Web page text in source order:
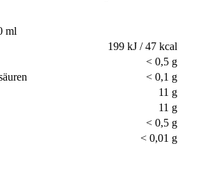
ml
199 kJ / 47 kcal
< 0,5 g
< 0,1 g
11 g
11 g
< 0,5 g
< 0,01 g